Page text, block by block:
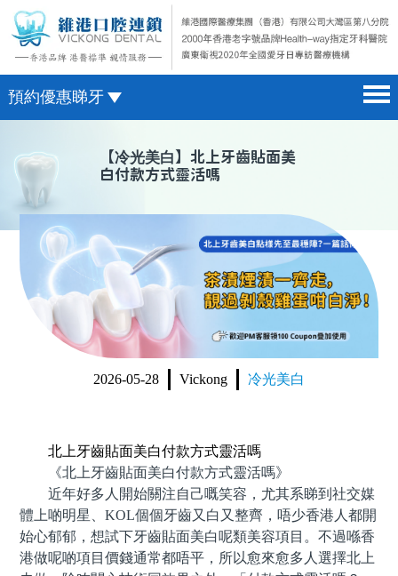
預約優惠睇牙
醫院簡介 hospital introduction
醫生介紹 doctor introduction
醫療新聞 medical news
種植牙 dental implant
箍牙 orthodontics
收費標準 change standard
微信預約
WhatsApp預約
【冷光美白】北上牙齒貼面美
白付款方式靈活嗎
2026-05-28 Vickong 冷光美白
北上牙齒貼面美白付款方式靈活嗎
《北上牙齒貼面美白付款方式靈活嗎》
近年好多人開始關注自己嘅笑容，尤其系睇到社交媒
體上啲明星、KOL個個牙齒又白又整齊，唔少香港人都開
始心郁郁，想試下牙齒貼面美白呢類美容項目。不過喺香
港做呢啲項目價錢通常都唔平，所以愈來愈多人選擇北上